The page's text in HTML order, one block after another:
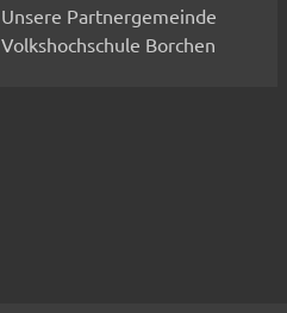
Unsere Partnergemeinde
Volkshochschule Borchen